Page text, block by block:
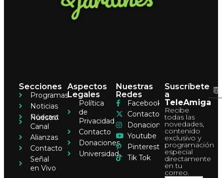
Secciones
Programas
Noticias
Pódcast
Nuestro
Canal
Alianzas
Contacto
Señal
en Vivo
Aspectos
Legales
Política
de
Privacidad
Contacto
Donaciones
Universidad
Nuestras
Redes
Facebook
Contacto
Donaciones
Youtube
Pinterest
Tik Tok
Suscríbete
a
TeleAmiga
Recibe
todas las
novedades,
contenido
exclusivo y
programación
especial
directamente
en tu
correo.